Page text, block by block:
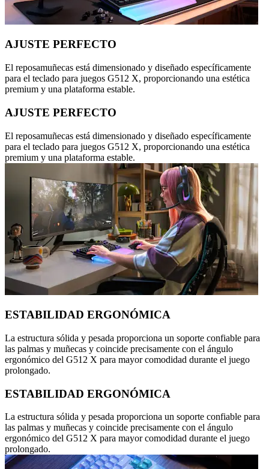
AJUSTE PERFECTO
El reposamuñecas está dimensionado y diseñado específicamente
para el teclado para juegos G512 X, proporcionando una estética
premium y una plataforma estable.
AJUSTE PERFECTO
El reposamuñecas está dimensionado y diseñado específicamente
para el teclado para juegos G512 X, proporcionando una estética
premium y una plataforma estable.
ESTABILIDAD ERGONÓMICA
La estructura sólida y pesada proporciona un soporte confiable para
las palmas y muñecas y coincide precisamente con el ángulo
ergonómico del G512 X para mayor comodidad durante el juego
prolongado.
ESTABILIDAD ERGONÓMICA
La estructura sólida y pesada proporciona un soporte confiable para
las palmas y muñecas y coincide precisamente con el ángulo
ergonómico del G512 X para mayor comodidad durante el juego
prolongado.